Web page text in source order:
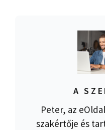
A
Peter, az
szakértője és